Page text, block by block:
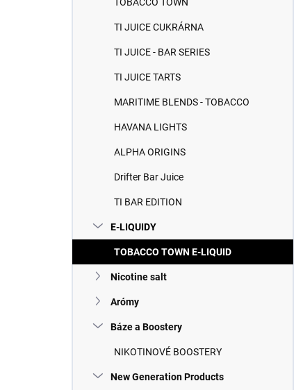
TI JUICE CUKRÁRNA
TI JUICE - BAR SERIES
TI JUICE TARTS
MARITIME BLENDS - TOBACCO
HAVANA LIGHTS
ALPHA ORIGINS
Drifter Bar Juice
TI BAR EDITION
E-LIQUIDY
TOBACCO TOWN E-LIQUID
Nicotine salt
Arómy
Báze a Boostery
NIKOTINOVÉ BOOSTERY
New Generation Products